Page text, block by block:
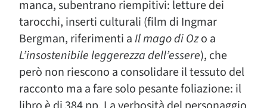
manca, subentrano riempitivi: letture dei
tarocchi, inserti culturali (film di Ingmar
Bergman, riferimenti aIl mago di Ozo a
L’insostenibile leggerezzadell’essere), che
però non riescono a consolidare il tessuto del
racconto ma a fare solo pesante foliazione: il